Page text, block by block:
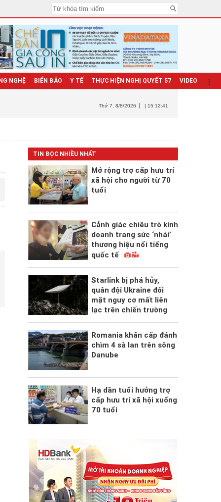
NGHỆ BIỂN ĐẢO Y TẾ THỰC HIỆN NGHỊ QUYẾT 57 VIDEO
Thứ 7 , 8/8/2026 | 15:12:42
TIN ĐỌC NHIỀU NHẤT
Mở rộng trợ cấp hưu trí
xã hội cho người từ 70
tuổi
Cảnh giác chiêu trò kinh
doanh trang sức ‘nhái’
thương hiệu nổi tiếng
quốc tế
Starlink bị phá hủy,
quân đội Ukraine đối
mặt nguy cơ mất liên
lạc trên chiến trường
Romania khẩn cấp đánh
chìm 4 sà lan trên sông
Danube
Hạ dần tuổi hưởng trợ
cấp hưu trí xã hội xuống
70 tuổi